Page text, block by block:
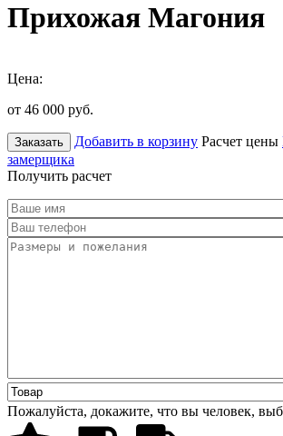
Прихожая Магония
Цена:
от 46 000 руб.
Заказать Добавить в корзину Расчет цены
замерщика
Получить расчет
Пожалуйста, докажите, что вы человек,